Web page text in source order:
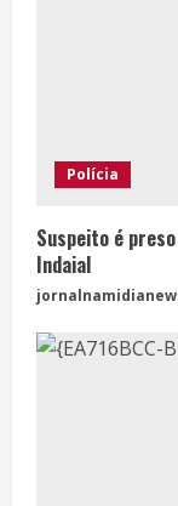
Polícia
Suspeito é
Indaial